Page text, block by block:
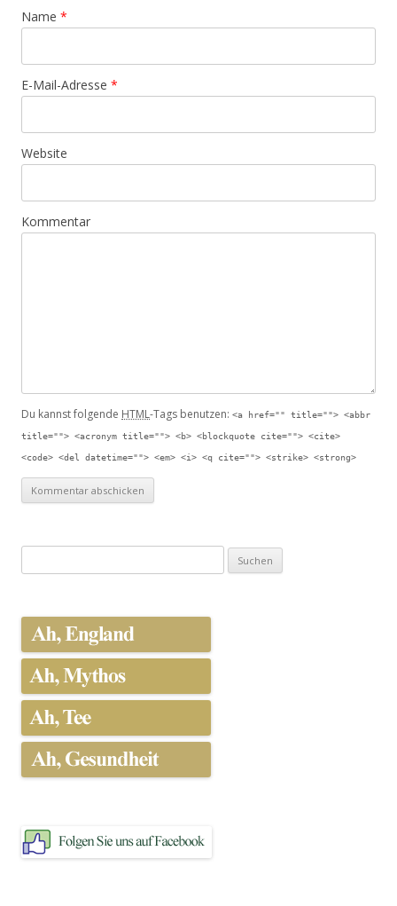
Name *
E-Mail-Adresse *
Website
Kommentar
Du kannst folgende HTML-Tags benutzen: <a href="" title=""> <abbr
title=""> <acronym title=""> <b> <blockquote cite=""> <cite>
<code> <del datetime=""> <em> <i> <q cite=""> <strike> <strong>